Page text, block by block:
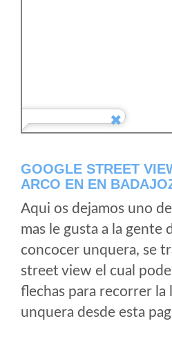
GOOGLE STREET
ARCO EN EN
Aqui os dejamos uno
mas le gusta a la gente
concocer unquera, se
street view el cual
flechas para recorrer la
unquera desde esta